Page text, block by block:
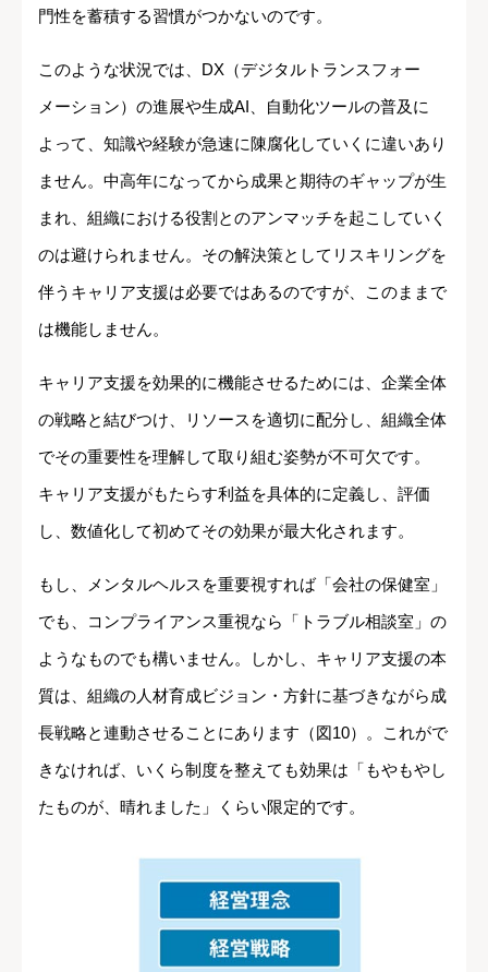
門性を蓄積する習慣がつかないのです。
このような状況では、DX（デジタルトランスフォー
メーション）の進展や生成AI、自動化ツールの普及に
よって、知識や経験が急速に陳腐化していくに違いあり
ません。中高年になってから成果と期待のギャップが生
まれ、組織における役割とのアンマッチを起こしていく
のは避けられません。その解決策としてリスキリングを
伴うキャリア支援は必要ではあるのですが、このままで
は機能しません。
キャリア支援を効果的に機能させるためには、企業全体
の戦略と結びつけ、リソースを適切に配分し、組織全体
でその重要性を理解して取り組む姿勢が不可欠です。
キャリア支援がもたらす利益を具体的に定義し、評価
し、数値化して初めてその効果が最大化されます。
もし、メンタルヘルスを重要視すれば「会社の保健室」
でも、コンプライアンス重視なら「トラブル相談室」の
ようなものでも構いません。しかし、キャリア支援の本
質は、組織の人材育成ビジョン・方針に基づきながら成
長戦略と連動させることにあります（図10）。これがで
きなければ、いくら制度を整えても効果は「もやもやし
たものが、晴れました」くらい限定的です。